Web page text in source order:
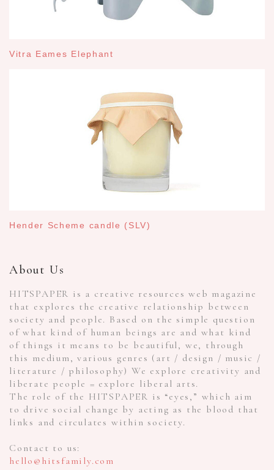
Vitra Eames Elephant
Hender Scheme candle (SLV)
About Us
HITSPAPER is a creative resources web magazine
that explores the creative relationship between
society and people. Based on the simple question
of what kind of human beings are and what kind
of things it means to be beautiful, we, through
this medium, various genres (art / design / music /
literature / philosophy) We explore creativity and
liberate people = explore liberal arts.
The role of the HITSPAPER is “eyes,” which aim
to drive social change by acting as the blood that
links and circulates within society.
Contact to us:
hello@hitsfamily.com